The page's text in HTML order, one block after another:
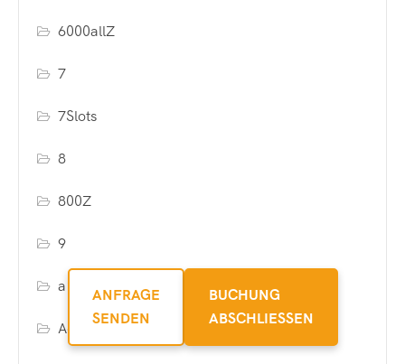
6000allZ
7
7Slots
8
800Z
9
a16z generative ai
AdmiralBet Casino
ANFRAGE
SENDEN
BUCHUNG
ABSCHLIESSEN